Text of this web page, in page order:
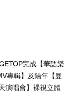
完成【華語樂
專輯】及隔年【曼
演唱會】裸視立體